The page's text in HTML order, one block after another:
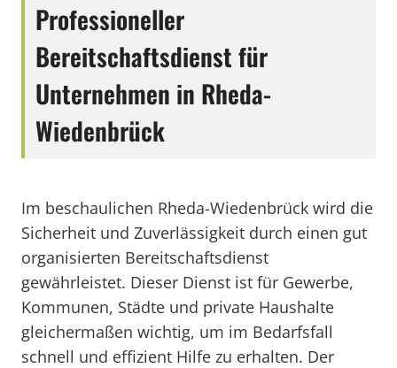
Professioneller
Bereitschaftsdienst für
Unternehmen in Rheda-
Wiedenbrück
Im beschaulichen Rheda-Wiedenbrück wird die
Sicherheit und Zuverlässigkeit durch einen gut
organisierten Bereitschaftsdienst
gewährleistet. Dieser Dienst ist für Gewerbe,
Kommunen, Städte und private Haushalte
gleichermaßen wichtig, um im Bedarfsfall
schnell und effizient Hilfe zu erhalten. Der